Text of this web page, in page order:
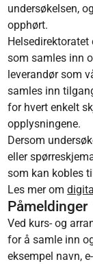
undersøkelsen,
opphørt.
som samles inn
leverandør som
samles inn
for hvert enkelt
opplysningene.
Dersom
eller
som kan kobles
Les mer om
Påmeldinger
Ved kurs- og
for å samle inn
eksempel navn,